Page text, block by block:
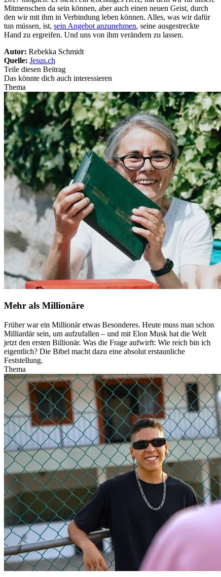
Mitmenschen da sein können, aber auch einen neuen Geist, durch
den wir mit ihm in Verbindung leben können. Alles, was wir dafür
tun müssen, ist, sein Angebot anzunehmen, seine ausgestreckte
Hand zu ergreifen. Und uns von ihm verändern zu lassen.
Autor: Rebekka Schmidt
Quelle: Jesus.ch
Teile diesen Beitrag
Das könnte dich auch interessieren
Thema
Mehr als Millionäre
Früher war ein Millionär etwas Besonderes. Heute muss man schon
Milliardär sein, um aufzufallen – und mit Elon Musk hat die Welt
jetzt den ersten Billionär. Was die Frage aufwirft: Wie reich bin ich
eigentlich? Die Bibel macht dazu eine absolut erstaunliche
Feststellung.
Thema